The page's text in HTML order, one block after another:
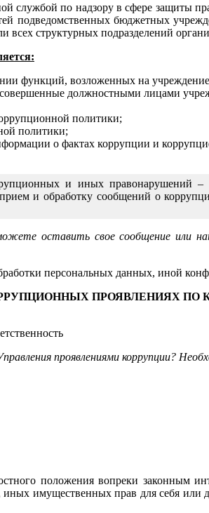
по надзору в сфере защиты
бюджетных
всех структурных подразделений
функций, возложенных на
должностными лицами
политики;
политики;
о фактах коррупции и
и иных правонарушений –
и обработку сообщений о
оставить свое сообщение или
персональных данных, иной
ПРОЯВЛЕНИЯХ ПО
проявлениями коррупции?
положения вопреки законным
имущественных прав для себя или